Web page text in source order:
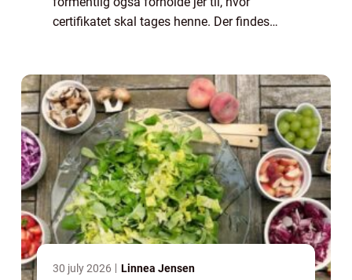
certifikatet skal tages henne. Der findes
30 july 2026 Linnea Jensen